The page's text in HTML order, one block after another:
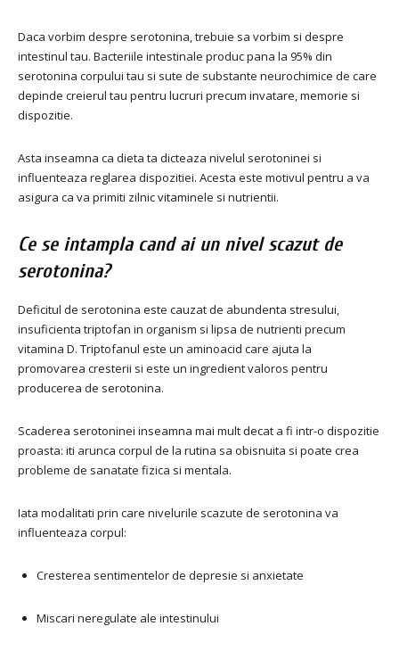
Daca vorbim despre serotonina, trebuie sa vorbim si despre
intestinul tau. Bacteriile intestinale produc pana la 95% din
serotonina corpului tau si sute de substante neurochimice de care
depinde creierul tau pentru lucruri precum invatare, memorie si
dispozitie.
Asta inseamna ca dieta ta dicteaza nivelul serotoninei si
influenteaza reglarea dispozitiei. Acesta este motivul pentru a va
asigura ca va primiti zilnic vitaminele si nutrientii.
Ce se intampla cand ai un nivel scazut de
serotonina?
Deficitul de serotonina este cauzat de abundenta stresului,
insuficienta triptofan in organism si lipsa de nutrienti precum
vitamina D. Triptofanul este un aminoacid care ajuta la
promovarea cresterii si este un ingredient valoros pentru
producerea de serotonina.
Scaderea serotoninei inseamna mai mult decat a fi intr-o dispozitie
proasta: iti arunca corpul de la rutina sa obisnuita si poate crea
probleme de sanatate fizica si mentala.
Iata modalitati prin care nivelurile scazute de serotonina va
influenteaza corpul:
Cresterea sentimentelor de depresie si anxietate
Miscari neregulate ale intestinului